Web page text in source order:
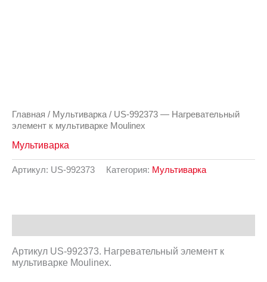
Главная / Мультиварка / US-992373 — Нагревательный
элемент к мультиварке Moulinex
Мультиварка
Артикул: US-992373 Категория: Мультиварка
Артикул US-992373. Нагревательный элемент к
мультиварке Moulinex.